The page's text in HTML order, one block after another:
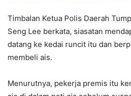
Timbalan Ketua Polis Daerah
Seng Lee berkata, siasatan
datang ke kedai runcit itu dan
membeli ais.
Menurutnya, pekerja premis itu